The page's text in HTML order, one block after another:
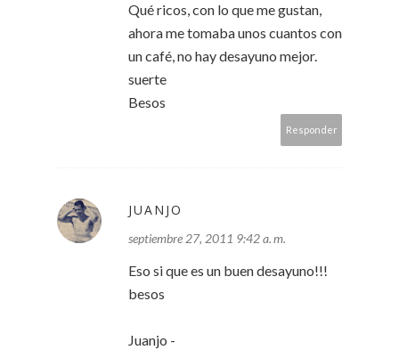
Qué ricos, con lo que me gustan,
ahora me tomaba unos cuantos con
un café, no hay desayuno mejor.
suerte
Besos
Responder
JUANJO
septiembre 27, 2011 9:42 a. m.
Eso si que es un buen desayuno!!!
besos
Juanjo -